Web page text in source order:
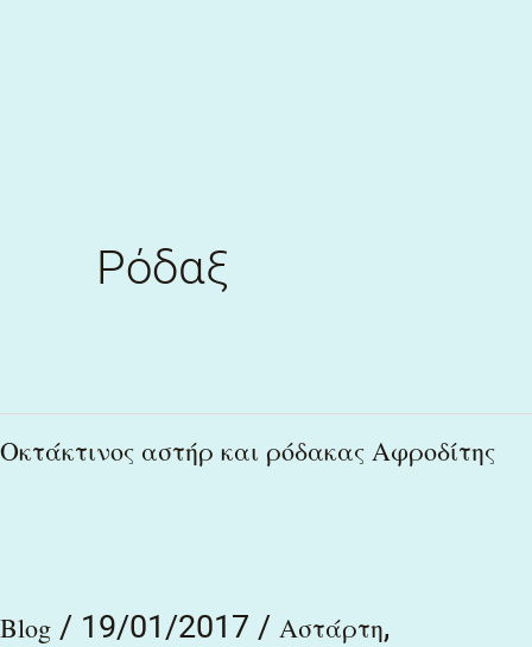
Ρόδαξ
Οκτάκτινος αστήρ και ρόδακας Αφροδίτης
Blog / 19/01/2017 / Αστάρτη,
Οκτάκτινος
Αφροδίτης